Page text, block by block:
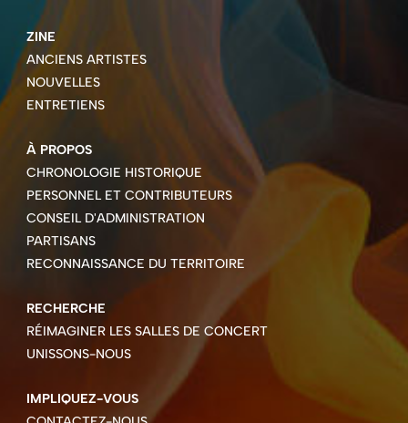
ZINE
ANCIENS ARTISTES
NOUVELLES
ENTRETIENS
À PROPOS
CHRONOLOGIE HISTORIQUE
PERSONNEL ET CONTRIBUTEURS
CONSEIL D'ADMINISTRATION
PARTISANS
RECONNAISSANCE DU TERRITOIRE
RECHERCHE
RÉIMAGINER LES SALLES DE CONCERT
UNISSONS-NOUS
IMPLIQUEZ-VOUS